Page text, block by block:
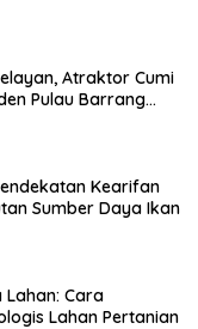
Atraktor Cumi
Pulau Barrang
Kearifan
Sumber Daya Ikan
Lahan: Cara
Lahan Pertanian